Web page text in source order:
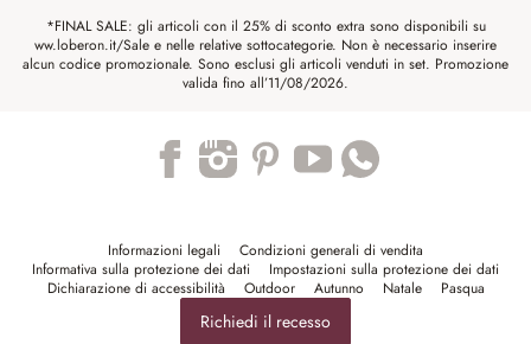
*FINAL SALE: gli articoli con il 25% di sconto extra sono disponibili su
ww.loberon.it/Sale e nelle relative sottocategorie. Non è necessario inserire
alcun codice promozionale. Sono esclusi gli articoli venduti in set. Promozione
valida fino all’11/08/2026.
Informazioni legali
Condizioni generali di vendita
Informativa sulla protezione dei dati
Impostazioni sulla protezione dei dati
Dichiarazione di accessibilità
Outdoor Autunno Natale Pasqua
Richiedi il recesso